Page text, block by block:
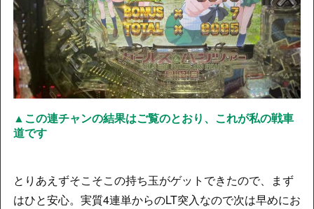
▲この連チャンの結果はご覧のとおり、これが私の戦車
道です
とりあえずそこそこの持ち玉がゲットできたので、まず
はひと安心。実質4連単からのLT突入なので次は早めにお